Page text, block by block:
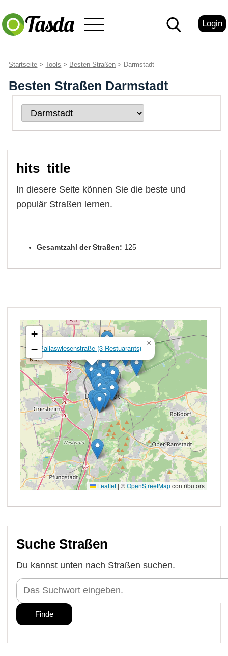
Login
Startseite >Tools > Besten Straßen > Darmstadt
Besten Straßen Darmstadt
hits_title
In diesere Seite können Sie die beste und
populär Straßen lernen.
Gesamtzahl der Straßen: 125
Suche Straßen
Du kannst unten nach Straßen suchen.